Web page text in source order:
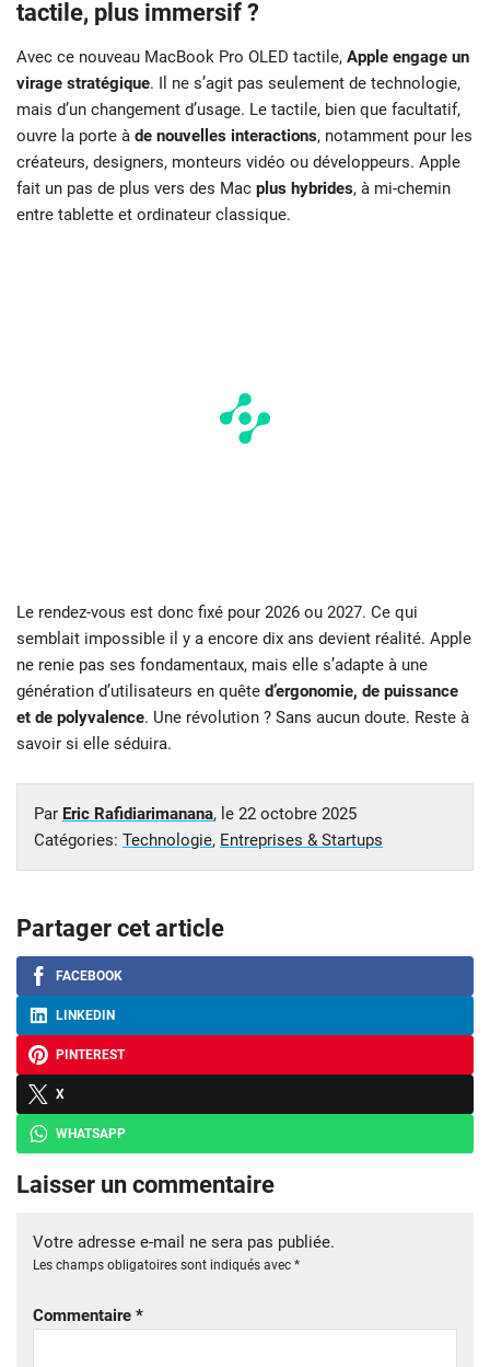
tactile, plus immersif ?
Avec ce nouveau MacBook Pro OLED tactile, Apple engage un
virage stratégique. Il ne s’agit pas seulement de technologie,
mais d’un changement d’usage. Le tactile, bien que facultatif,
ouvre la porte à de nouvelles interactions, notamment pour les
créateurs, designers, monteurs vidéo ou développeurs. Apple
fait un pas de plus vers des Mac plus hybrides, à mi-chemin
entre tablette et ordinateur classique.
Le rendez-vous est donc fixé pour 2026 ou 2027. Ce qui
semblait impossible il y a encore dix ans devient réalité. Apple
ne renie pas ses fondamentaux, mais elle s’adapte à une
génération d’utilisateurs en quête d’ergonomie, de puissance
et de polyvalence. Une révolution ? Sans aucun doute. Reste à
savoir si elle séduira.
Par Eric Rafidiarimanana, le 22 octobre 2025
Catégories: Technologie, Entreprises & Startups
Partager cet article
FACEBOOK
LINKEDIN
PINTEREST
X
WHATSAPP
Laisser un commentaire
Votre adresse e-mail ne sera pas publiée.
Les champs obligatoires sont indiqués avec *
Commentaire *